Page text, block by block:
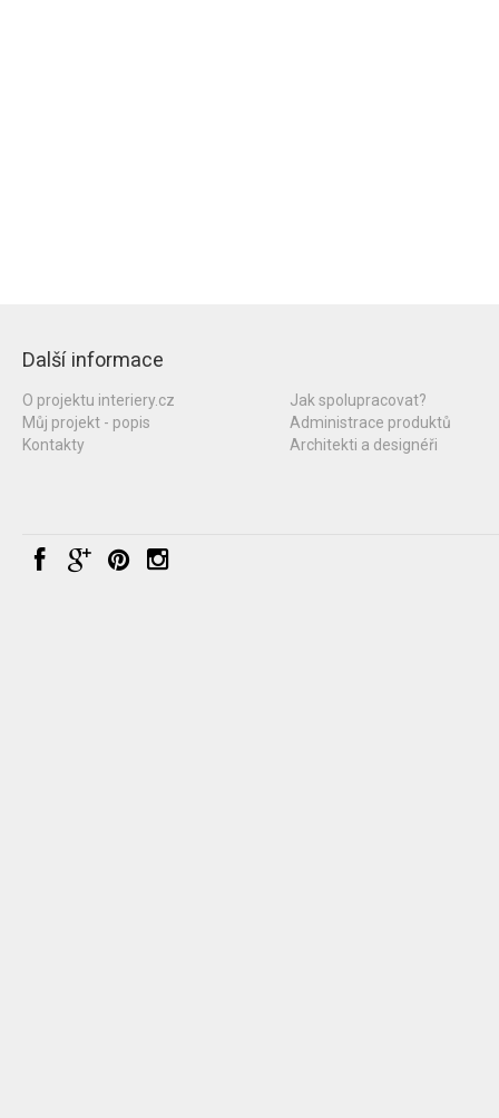
Další informace
O projektu interiery.cz
Můj projekt - popis
Kontakty
Jak spolupracovat?
Administrace produktů
Architekti a designéři